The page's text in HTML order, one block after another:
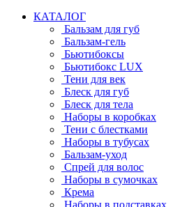
КАТАЛОГ
Бальзам для губ
Бальзам-гель
Бьютибоксы
Бьютибокс LUX
Тени для век
Блеск для губ
Блеск для тела
Наборы в коробках
Тени с блестками
Наборы в тубусах
Бальзам-уход
Спрей для волос
Наборы в сумочках
Крема
Наборы в подставках